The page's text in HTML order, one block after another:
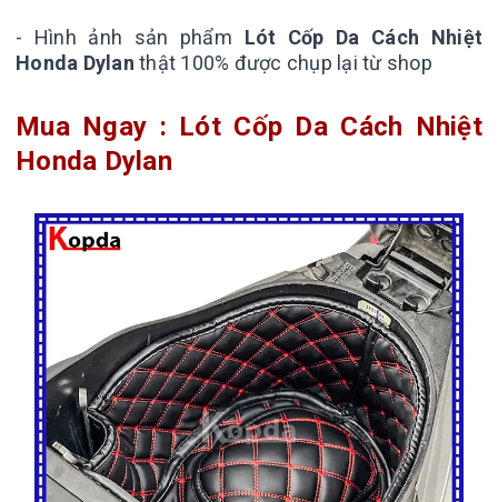
- Hình ảnh sản phẩm Lót Cốp Da Cách Nhiệt
Honda Dylan thật 100% được chụp lại từ shop
Mua Ngay : Lót Cốp Da Cách Nhiệt
Honda Dylan